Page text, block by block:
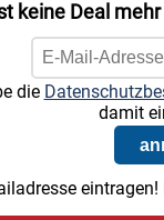
keine Deal
die
damit